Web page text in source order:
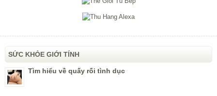
SỨC KHỎE GIỚI TÍNH
Tìm hiểu về quấy rối tình dục